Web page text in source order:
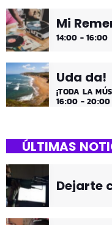
Mi
14:00 - 16:00
Uda da!
¡TODA LA
16:00 - 20:00
ÚLTIMAS
Dejarte